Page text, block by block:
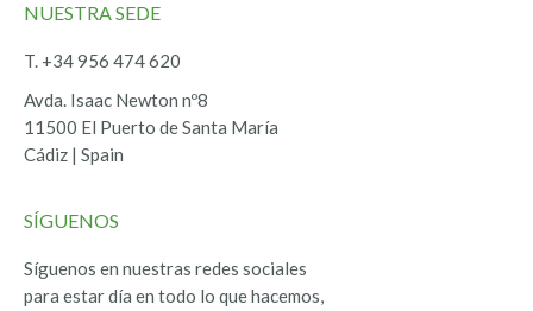
NUESTRA SEDE
T. +34 956 474 620
Avda. Isaac Newton nº8
11500 El Puerto de Santa María
Cádiz | Spain
SÍGUENOS
Síguenos en nuestras redes sociales
para estar día en todo lo que hacemos,